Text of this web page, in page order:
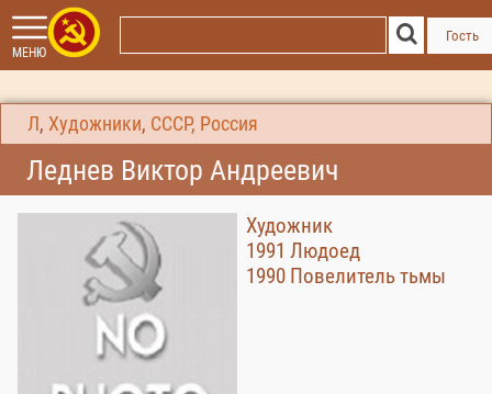
МЕНЮ
Гость
Л , Художники, СССР, Россия
Леднев Виктор Андреевич
Художник
1991 Людоед
1990 Повелитель тьмы